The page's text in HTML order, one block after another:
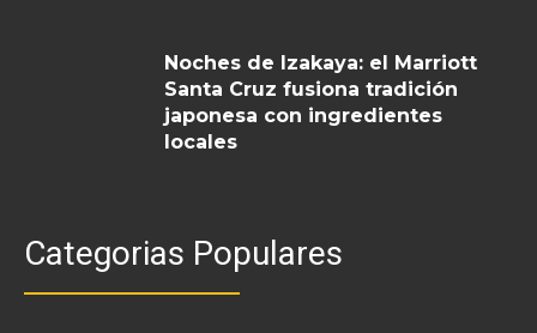
Noches de Izakaya: el Marriott
Santa Cruz fusiona tradición
japonesa con ingredientes
locales
Categorias Populares